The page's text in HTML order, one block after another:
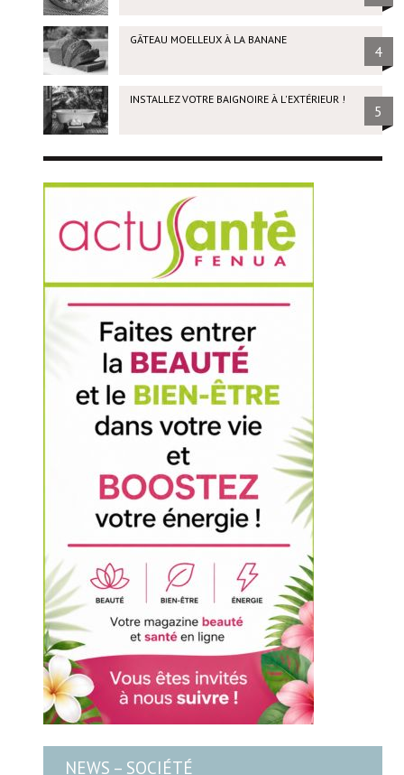
GÂTEAU MOELLEUX À LA BANANE
4
INSTALLEZ VOTRE BAIGNOIRE À L'EXTÉRIEUR !
5
NEWS – SOCIÉTÉ